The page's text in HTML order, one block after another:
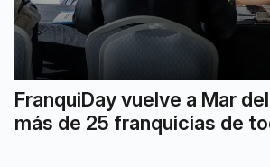
FranquiDay vuelve a Mar
más de 25 franquicias de